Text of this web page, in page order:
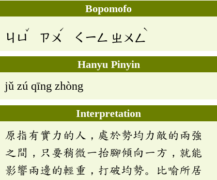
Bopomofo
ㄐㄩ
ˇ
ㄗㄨ
ˊ
ㄑㄧㄥ ㄓㄨㄥ
ˋ
Hanyu Pinyin
jǔ zú qīng zhòng
Interpretation
原指有實力的人，處於勢均力敵的兩強
之間，只要稍微一抬腳傾向一方，就能
影響兩邊的輕重，打破均勢。比喻所居